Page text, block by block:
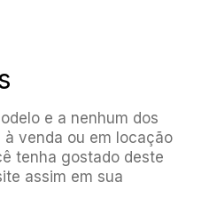
e a nenhum dos
venda ou em locação
tenha gostado deste
assim em sua